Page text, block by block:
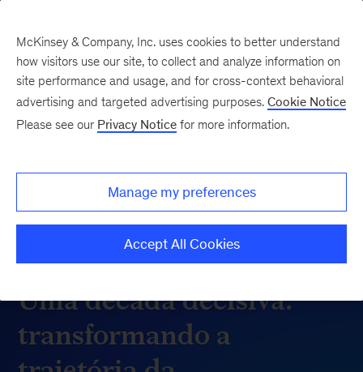
Uma década decisiva:
transformando a
McKinsey & Company, Inc. uses cookies to better understand
how visitors use our site, to collect and analyze information on
site performance and usage, and for cross-context behavioral
advertising and targeted advertising purposes. Cookie Notice
Please see our Privacy Notice for more information.
Manage my preferences
Accept All Cookies